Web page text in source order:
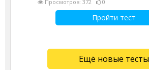
Просмотров: 372
0
Пройти тест
Ещё новые тесты